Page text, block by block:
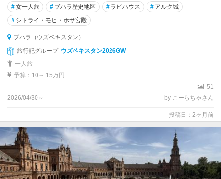
#女一人旅 # ブハラ歴史地区 # ラビハウス # アルク城
# シトライ・モヒ・ホサ宮殿
ブハラ（ウズベキスタン）
旅行記グループ ウズベキスタン2026GW
一人旅
予算：10～ 15万円
51
2026/04/30～
by こーらちゃさん
投稿日：2ヶ月前